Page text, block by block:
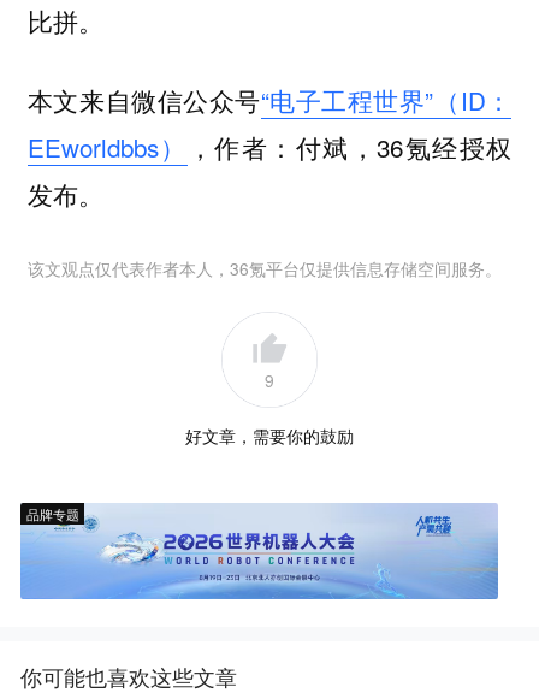
比拼。
本文来自微信公众号“电子工程世界”（ID：
EEworldbbs）
，作者：付斌，36氪经授权
发布。
该文观点仅代表作者本人，36氪平台仅提供信息存储空间服务。
9
好文章，需要你的鼓励
品牌专题
你可能也喜欢这些文章